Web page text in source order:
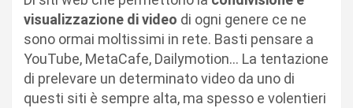
visualizzazione di video di ogni genere ce ne
sono ormai moltissimi in rete. Basti pensare a
YouTube, MetaCafe, Dailymotion… La tentazione
di prelevare un determinato video da uno di
questi siti è sempre alta, ma spesso e volentieri